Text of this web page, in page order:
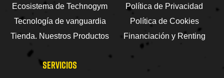
Ecosistema de Technogym
Tecnología de vanguardia
Tienda. Nuestros Productos
Política de Privacidad
Política de Cookies
Financiación y Renting
SERVICIOS